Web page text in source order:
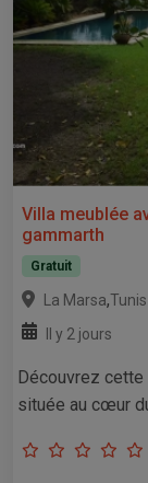
Villa meublée
gammarth
Gratuit
La Marsa,Tunis
Il y 2 jours
Découvrez
située au cœur